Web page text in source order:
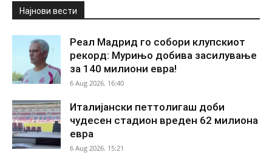
Најнови вести
Реал Мадрид го собори клупскиот
рекорд: Мурињо добива засилување
за 140 милиони евра!
6 Aug 2026. 16:40
Италијански петтолигаш доби
чудесен стадион вреден 62 милиона
евра
6 Aug 2026. 15:21